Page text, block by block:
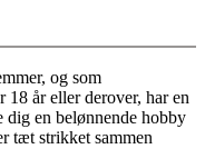
og som
år eller derover, har en
dig en belønnende hobby
tæt strikket sammen